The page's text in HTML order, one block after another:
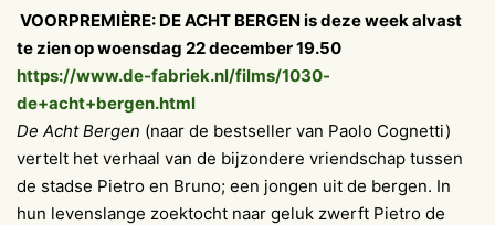
VOORPREMIÈRE: DE ACHT BERGEN is deze week alvast
te zien op woensdag 22 december 19.50
https://www.de-fabriek.nl/films/1030-
de+acht+bergen.html
De Acht Bergen (naar de bestseller van Paolo Cognetti)
vertelt het verhaal van de bijzondere vriendschap tussen
de stadse Pietro en Bruno; een jongen uit de bergen. In
hun levenslange zoektocht naar geluk zwerft Pietro de